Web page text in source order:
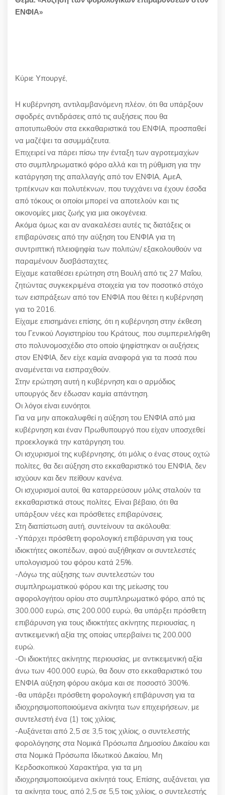
ΕΝΦΙΑ»
Κύριε Υπουργέ,
Η κυβέρνηση, αντιλαμβανόμενη πλέον, ότι θα υπάρξουν
σφοδρές αντιδράσεις από τις αυξήσεις που θα
αποτυπωθούν στα εκκαθαριστικά του ΕΝΦΙΑ, προσπαθεί
να μαζέψει τα ασυμμάζευτα.
Επιχειρεί να πάρει πίσω την ένταξη των αγροτεμαχίων
στο συμπληρωματικό φόρο αλλά και τη ρύθμιση για την
κατάργηση της απαλλαγής από τον ΕΝΦΙΑ, ΑμεΑ,
τριτέκνων και πολυτέκνων, που τυγχάνει να έχουν έσοδα
από τόκους οι οποίοι μπορεί να αποτελούν και τις
οικονομίες μιας ζωής για μια οικογένεια.
Ακόμα όμως και αν ανακαλέσει αυτές τις διατάξεις οι
επιβαρύνσεις από την αύξηση του ΕΝΦΙΑ για τη
συντριπτική πλειοψηφία των πολιτών/ εξακολουθούν να
παραμένουν δυσβάσταχτες.
Είχαμε καταθέσει ερώτηση στη Βουλή από τις 27 Μαΐου,
ζητώντας συγκεκριμένα στοιχεία για τον ποσοτικό στόχο
των εισπράξεων από τον ΕΝΦΙΑ που θέτει η κυβέρνηση
για το 2016.
Είχαμε επισημάνει επίσης, ότι η κυβέρνηση στην έκθεση
του Γενικού Λογιστηρίου του Κράτους, που συμπεριελήφθη
στο πολυνομοσχέδιο στο οποίο ψηφίστηκαν οι αυξήσεις
στον ΕΝΦΙΑ, δεν είχε καμία αναφορά για τα ποσά που
αναμένεται να εισπραχθούν.
Στην ερώτηση αυτή η κυβέρνηση και ο αρμόδιος
υπουργός δεν έδωσαν καμία απάντηση.
Οι λόγοι είναι ευνόητοι.
Για να μην αποκαλυφθεί η αύξηση του ΕΝΦΙΑ από μια
κυβέρνηση και έναν Πρωθυπουργό που είχαν υποσχεθεί
προεκλογικά την κατάργηση του.
Οι ισχυρισμοί της κυβέρνησης, ότι μόλις ο ένας στους οχτώ
πολίτες, θα δει αύξηση στο εκκαθαριστικό του ΕΝΦΙΑ, δεν
ισχύουν και δεν πείθουν κανένα.
Οι ισχυρισμοί αυτοί, θα καταρρεύσουν μόλις σταλούν τα
εκκαθαριστικά στους πολίτες. Είναι βέβαιο, ότι θα
υπάρξουν νέες και πρόσθετες επιβαρύνσεις.
Στη διαπίστωση αυτή, συντείνουν τα ακόλουθα:
-Υπάρχει πρόσθετη φορολογική επιβάρυνση για τους
ιδιοκτήτες οικοπέδων, αφού αυξήθηκαν οι συντελεστές
υπολογισμού του φόρου κατά 25%.
-Λόγω της αύξησης των συντελεστών του
συμπληρωματικού φόρου και της μείωσης του
αφορολογήτου ορίου στο συμπληρωματικό φόρο, από τις
300.000 ευρώ, στις 200.000 ευρώ, θα υπάρξει πρόσθετη
επιβάρυνση για τους ιδιοκτήτες ακίνητης περιουσίας, η
αντικειμενική αξία της οποίας υπερβαίνει τις 200.000
ευρώ.
-Οι ιδιοκτήτες ακίνητης περιουσίας, με αντικειμενική αξία
άνω των 400.000 ευρώ, θα δουν στο εκκαθαριστικό του
ΕΝΦΙΑ αύξηση φόρου ακόμα και σε ποσοστό 300%.
-θα υπάρξει πρόσθετη φορολογική επιβάρυνση για τα
ιδιοχρησιμοποποιούμενα ακίνητα των επιχειρήσεων, με
συντελεστή ένα (1) τοις χιλίοις.
-Αυξάνεται από 2,5 σε 3,5 τοις χιλίοις, ο συντελεστής
φορολόγησης στα Νομικά Πρόσωπα Δημοσίου Δικαίου και
στα Νομικά Πρόσωπα Ιδιωτικού Δικαίου, Μη
Κερδοσκοπικού Χαρακτήρα, για τα μη
ιδιοχρησιμοποιούμενα ακίνητά τους. Επίσης, αυξάνεται, για
τα ακίνητα τους, από 2,5 σε 5,5 τοις χιλίοις, ο συντελεστής